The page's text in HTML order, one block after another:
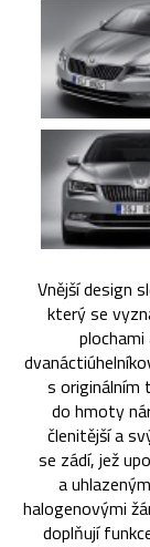
Vnější design
který se
plochami
s originálním
do hmoty
členitější a
se zádí, jež
a
halogenovými
doplňují